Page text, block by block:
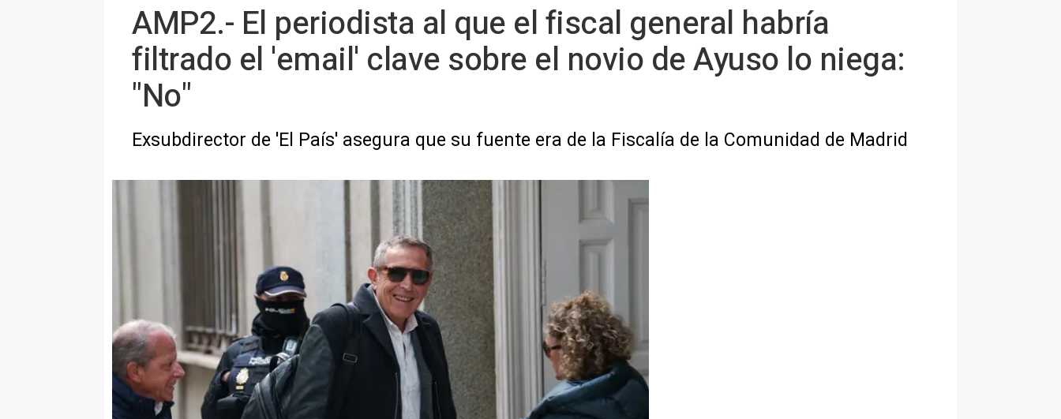
AMP2.- El periodista al que el fiscal general habría
filtrado el 'email' clave sobre el novio de Ayuso lo niega:
"No"
Exsubdirector de 'El País' asegura que su fuente era de la Fiscalía de la Comunidad de Madrid